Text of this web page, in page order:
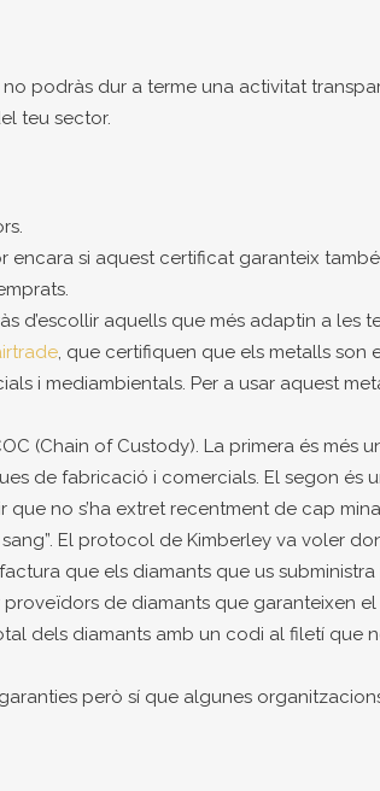
podràs dur a terme una activitat
teu sector.
encara si aquest certificat garanteix
d’escollir aquells que més adaptin a les
, que certifiquen que els metalls son
i mediambientals. Per a usar aquest
(Chain of Custody). La primera és més
de fabricació i comercials. El segon és
no s’ha extret recentment de cap
El protocol de Kimberley va voler
que els diamants que us
de diamants que garanteixen el
dels diamants amb un codi al filetí que
però sí que algunes